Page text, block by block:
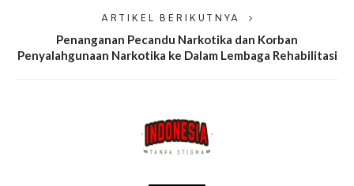
ARTIKEL BERIKUTNYA
Penanganan Pecandu Narkotika dan Korban
Penyalahgunaan Narkotika ke Dalam Lembaga Rehabilitasi